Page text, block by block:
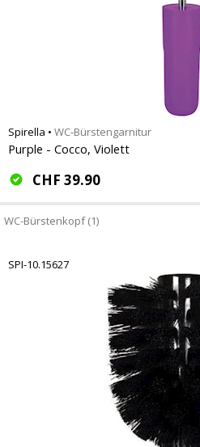
Spirella • WC-Bürstengarnitur
Purple - Cocco, Violett
CHF 39.90
WC-Bürstenkopf (1)
SPI-10.15627